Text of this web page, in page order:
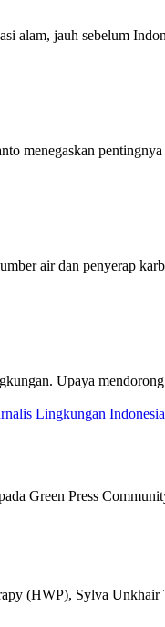
alam, jauh sebelum
menegaskan pentingnya
air dan penyerap
Upaya mendorong
Green Press
(HWP), Sylva Unkhair